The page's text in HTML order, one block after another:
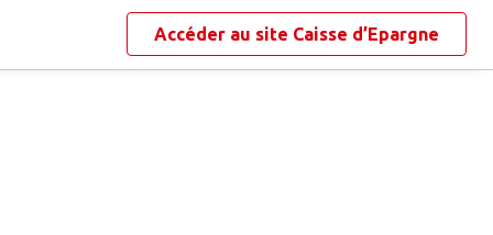
Accéder au site Caisse d’Epargne